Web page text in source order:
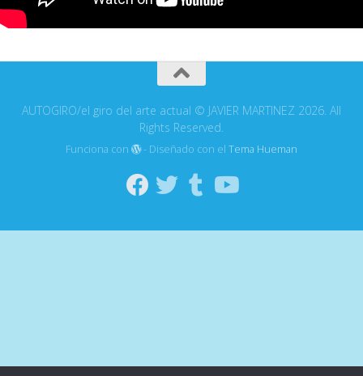
AUTOGIRO/el giro del arte actual © JAVIER MARTINEZ 2026. All
Rights Reserved.
Funciona con - Diseñado con elTema Hueman